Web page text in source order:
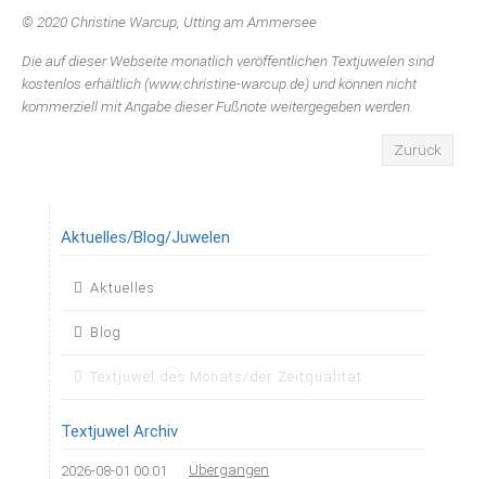
© 2020 Christine Warcup, Utting am Ammersee
Die auf dieser Webseite monatlich veröffentlichen Textjuwelen sind
kostenlos erhältlich (www.christine-warcup.de) und können nicht
kommerziell mit Angabe dieser Fußnote weitergegeben werden.
Zurück
Aktuelles/Blog/Juwelen
Navigation
Aktuelles
Blog
Textjuwel des Monats/der Zeitqualität
Textjuwel Archiv
2026-08-01 00:01 Übergangen